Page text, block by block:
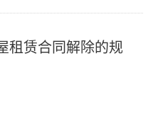
租赁合同解除的规